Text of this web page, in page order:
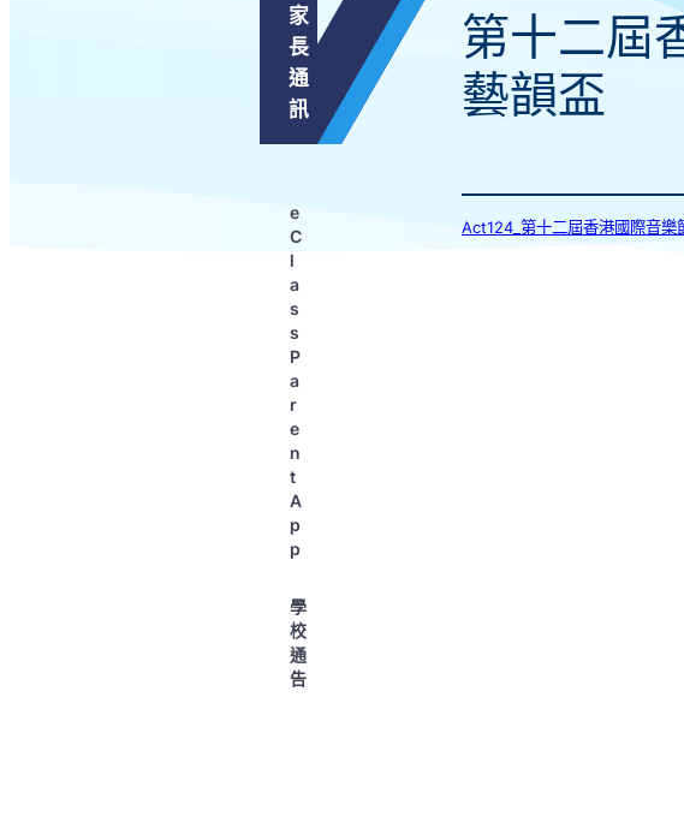
家
長
通
訊
e
C
l
a
s
s
P
a
r
e
n
t
A
p
p
學
校
通
告
第十二屆
藝韻盃
Act124_第十二屆香港國際音